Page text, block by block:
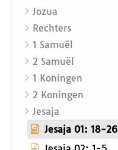
Jozua
Rechters
1 Samuël
2 Samuël
1 Koningen
2 Koningen
Jesaja
Jesaja 01: 18-26